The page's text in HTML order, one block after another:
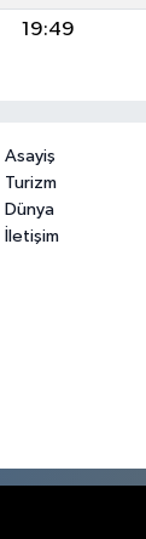
19:49
Asayiş
Turizm
Dünya
İletişim